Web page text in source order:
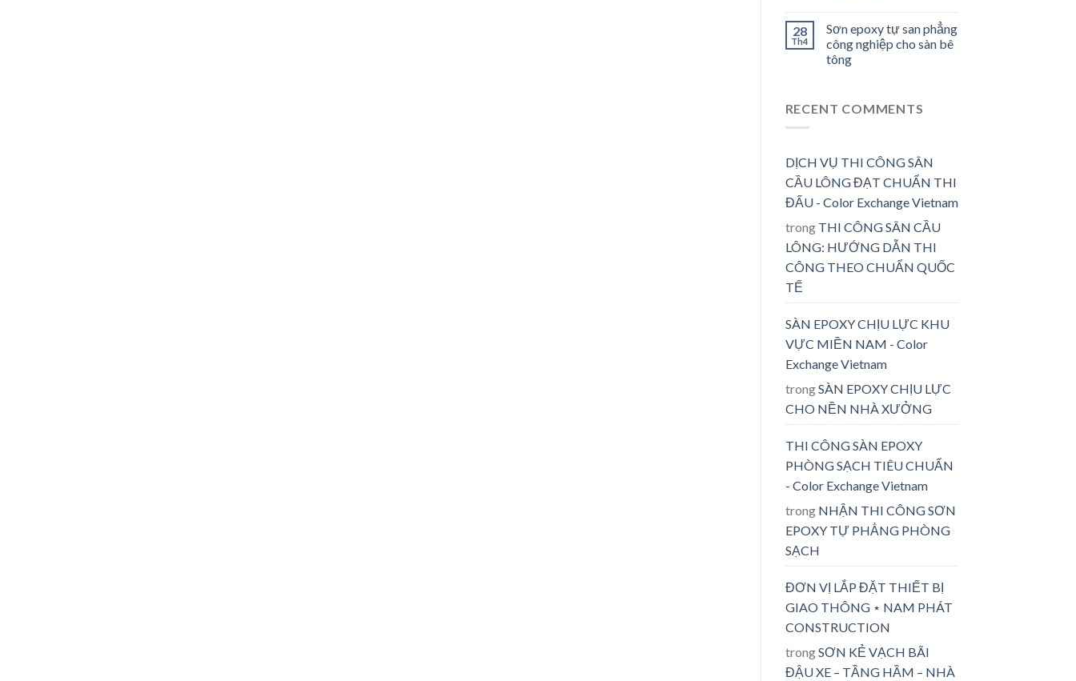
28
Th4
Sơn epoxy tự san phẳng
công nghiệp cho sàn bê
tông
RECENT COMMENTS
DỊCH VỤ THI CÔNG SÂN
CẦU LÔNG ĐẠT CHUẨN THI
ĐẤU - Color Exchange Vietnam
trong THI CÔNG SÂN CẦU
LÔNG: HƯỚNG DẪN THI
CÔNG THEO CHUẨN QUỐC
TẾ
SÀN EPOXY CHỊU LỰC KHU
VỰC MIỀN NAM - Color
Exchange Vietnam
trongSÀN EPOXY CHỊU LỰC
CHO NỀN NHÀ XƯỞNG
THI CÔNG SÀN EPOXY
PHÒNG SẠCH TIÊU CHUẨN
- Color Exchange Vietnam
trong NHẬN THI CÔNG SƠN
EPOXY TỰ PHẲNG PHÒNG
SẠCH
ĐƠN VỊ LẮP ĐẶT THIẾT BỊ
GIAO THÔNG ⋆ NAM PHÁT
CONSTRUCTION
trongSƠN KẺ VẠCH BÃI
ĐẬU XE – TẦNG HẦM – NHÀ